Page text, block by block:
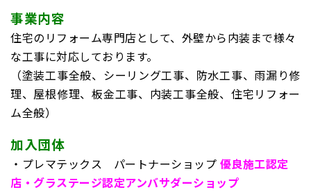
事業内容
住宅のリフォーム専門店として、外壁から内装まで様々
な工事に対応しております。
（塗装工事全般、シーリング工事、防水工事、雨漏り修
理、屋根修理、板金工事、内装工事全般、住宅リフォー
ム全般）
加入団体
・プレマテックス パートナーショップ 優良施工認定
店・グラステージ認定アンバサダーショップ